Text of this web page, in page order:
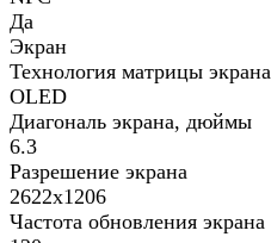
Да
Экран
Технология матрицы экрана
OLED
Диагональ экрана, дюймы
6.3
Разрешение экрана
2622x1206
Частота обновления экрана